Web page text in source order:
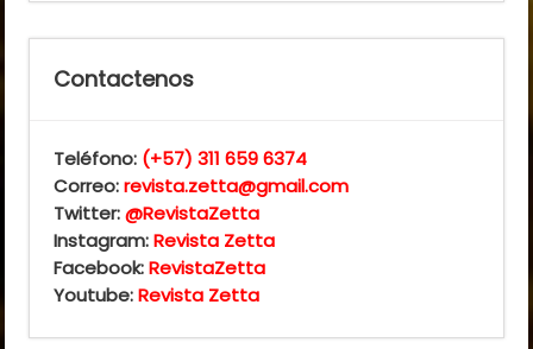
Contactenos
Teléfono: (+57) 311 659 6374
Correo:revista.zetta@gmail.com
Twitter:@RevistaZetta
Instagram:Revista Zetta
Facebook:RevistaZetta
Youtube:Revista Zetta